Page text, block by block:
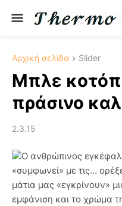
Αρχική σελίδα Slider
Μπλε
πράσινο
2.3.15
Ο ανθρώπινος
«συμφωνεί» με τις…
μάτια μας «εγκρίνουν»
εμφάνιση και το χρώμα